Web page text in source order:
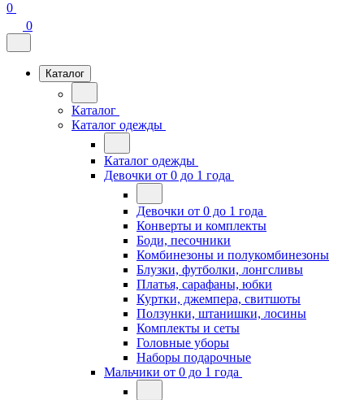
0
0
Каталог
Каталог
Каталог одежды
Каталог одежды
Девочки от 0 до 1 года
Девочки от 0 до 1 года
Конверты и комплекты
Боди, песочники
Комбинезоны и полукомбинезоны
Блузки, футболки, лонгсливы
Платья, сарафаны, юбки
Куртки, джемпера, свитшоты
Ползунки, штанишки, лосины
Комплекты и сеты
Головные уборы
Наборы подарочные
Мальчики от 0 до 1 года